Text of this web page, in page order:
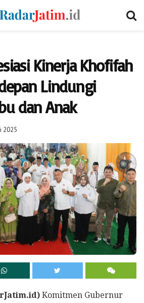
Kinerja Khofifah
Lindungi
dan Anak
2025
Komitmen Gubernur